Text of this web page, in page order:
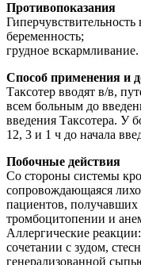
Противопоказания
беременность;
грудное вскармливание.
Способ применения и
Таксотер вводят в/в,
всем больным до
введения Таксотера. У
12, 3 и 1 ч до начала
Побочные действия
Со стороны системы
сопровождающаяся
пациентов, получавших
тромбоцитопении и
Аллергические
сочетании с зудом,
генерализованной